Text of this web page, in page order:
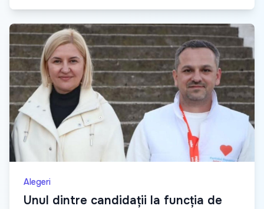
Alegeri
Unul dintre candidații la funcția de